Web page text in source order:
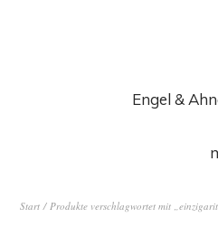
Engel &
Start / Produkte verschlagwortet mit